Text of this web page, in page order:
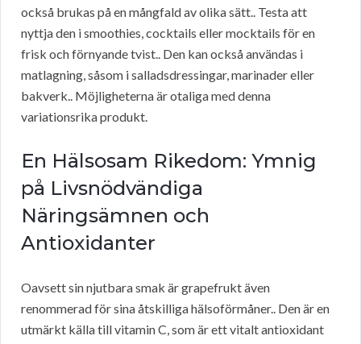
också brukas på en mångfald av olika sätt.. Testa att
nyttja den i smoothies, cocktails eller mocktails för en
frisk och förnyande tvist.. Den kan också användas i
matlagning, såsom i salladsdressingar, marinader eller
bakverk.. Möjligheterna är otaliga med denna
variationsrika produkt.
En Hälsosam Rikedom: Ymnig
på Livsnödvändiga
Näringsämnen och
Antioxidanter
Oavsett sin njutbara smak är grapefrukt även
renommerad för sina åtskilliga hälsoförmåner.. Den är en
utmärkt källa till vitamin C, som är ett vitalt antioxidant